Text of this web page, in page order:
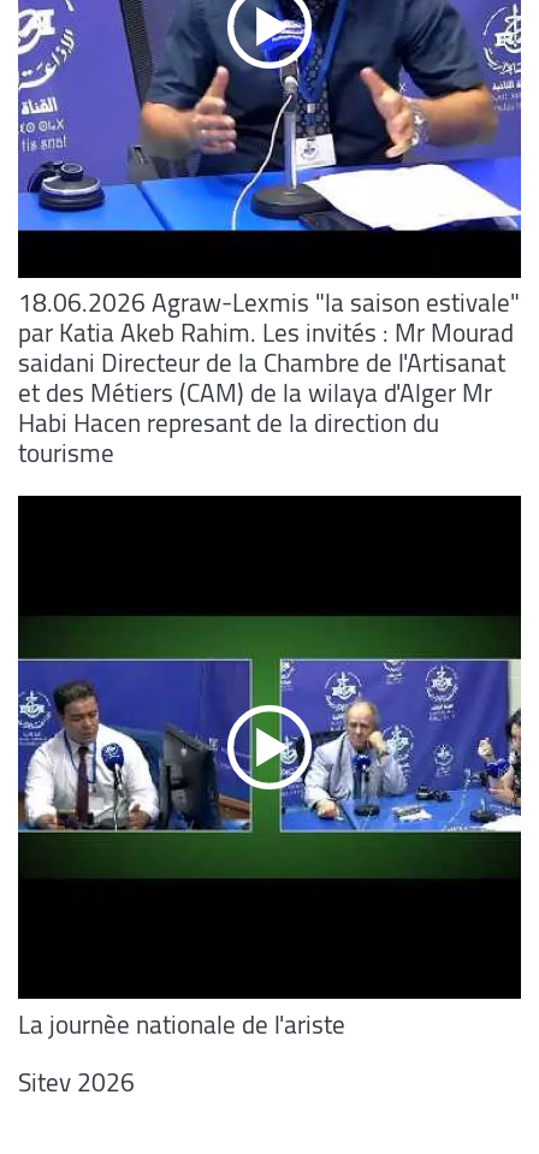
18.06.2026 Agraw-Lexmis "la saison estivale"
par Katia Akeb Rahim. Les invités : Mr Mourad
saidani Directeur de la Chambre de l'Artisanat
et des Métiers (CAM) de la wilaya d'Alger Mr
Habi Hacen represant de la direction du
tourisme
La journèe nationale de l'ariste
Sitev 2026